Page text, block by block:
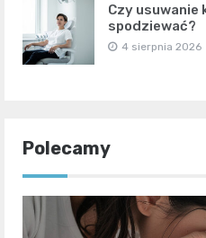
Czy usuwanie
spodziewać?
4 sierpnia 2026
Polecamy